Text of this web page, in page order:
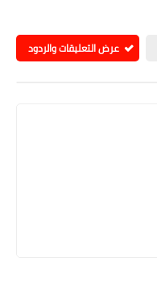
عرض التعليقات والردود